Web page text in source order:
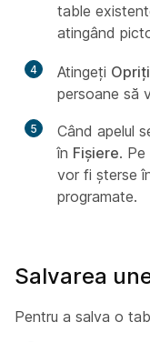
table
atingând
4 Atingeți
persoane să
5
Când apelul
în Fișiere.
vor fi șterse
programate.
Salvarea
Pentru a salva o